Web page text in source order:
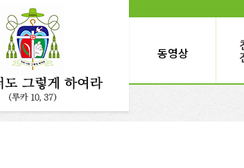
동영상